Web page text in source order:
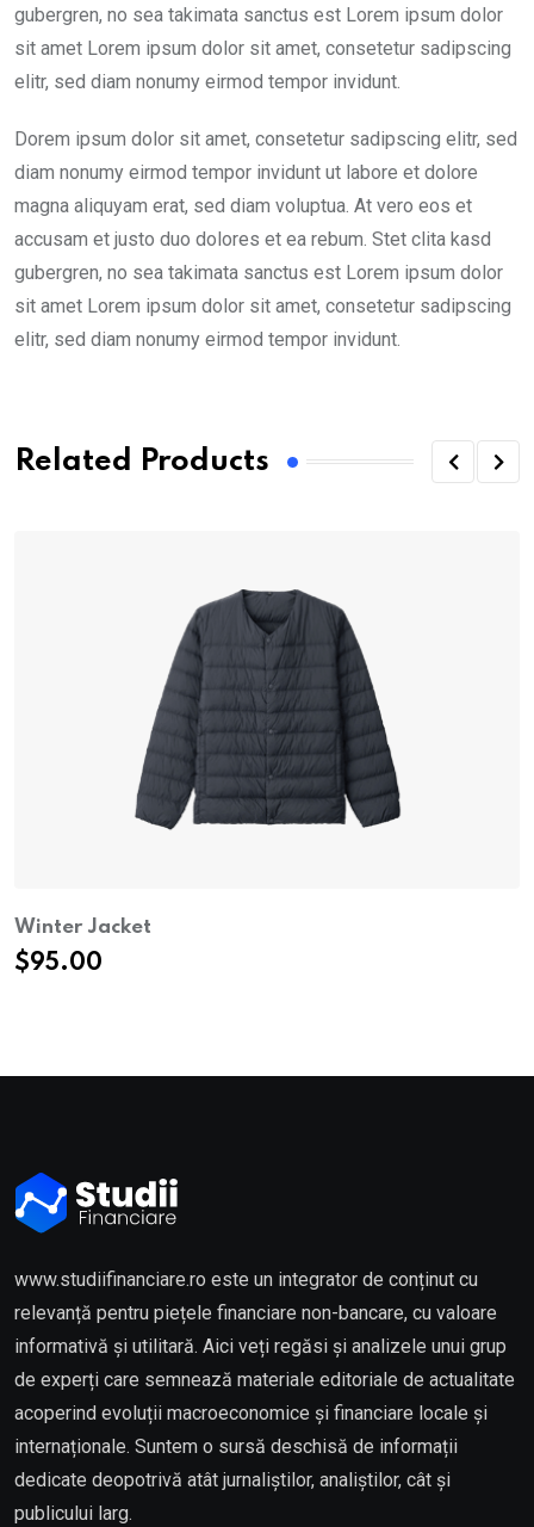
gubergren, no sea takimata sanctus est Lorem ipsum dolor
sit amet Lorem ipsum dolor sit amet, consetetur sadipscing
elitr, sed diam nonumy eirmod tempor invidunt.
Dorem ipsum dolor sit amet, consetetur sadipscing elitr, sed
diam nonumy eirmod tempor invidunt ut labore et dolore
magna aliquyam erat, sed diam voluptua. At vero eos et
accusam et justo duo dolores et ea rebum. Stet clita kasd
gubergren, no sea takimata sanctus est Lorem ipsum dolor
sit amet Lorem ipsum dolor sit amet, consetetur sadipscing
elitr, sed diam nonumy eirmod tempor invidunt.
Related Products
Winter Jacket
$95.00
www.studiifinanciare.ro este un integrator de conținut cu
relevanță pentru piețele financiare non-bancare, cu valoare
informativă și utilitară. Aici veți regăsi și analizele unui grup
de experți care semnează materiale editoriale de actualitate
acoperind evoluții macroeconomice și financiare locale și
internaționale. Suntem o sursă deschisă de informații
dedicate deopotrivă atât jurnaliștilor, analiștilor, cât și
publicului larg.